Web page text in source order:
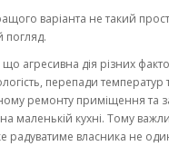
варіанта не такий
погляд.
агресивна дія різних
перепади температур
ремонту приміщення та
маленькій кухні. Тому
радуватиме власника не